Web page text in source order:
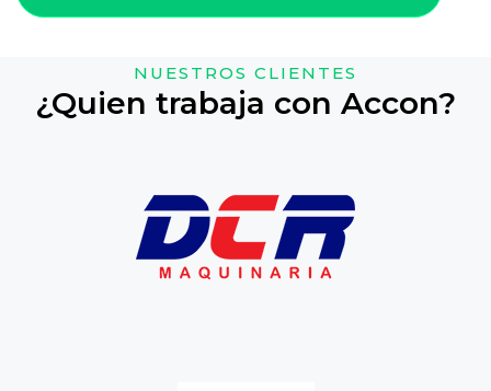
NUESTROS CLIENTES
¿Quien trabaja con Accon?